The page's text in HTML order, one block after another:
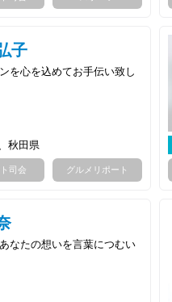
子
を心を込めてお手伝い致し
秋田県
司会 グルメリポート
なたの想いを言葉につむい